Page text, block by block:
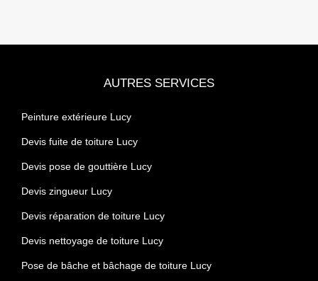
AUTRES SERVICES
Peinture extérieure Lucy
Devis fuite de toiture Lucy
Devis pose de gouttière Lucy
Devis zingueur Lucy
Devis réparation de toiture Lucy
Devis nettoyage de toiture Lucy
Pose de bâche et bâchage de toiture Lucy